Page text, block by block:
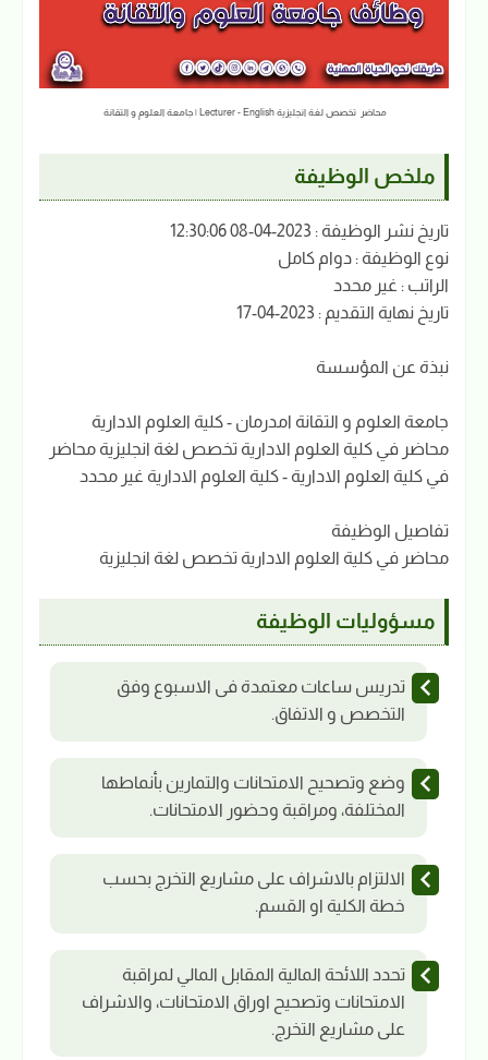
محاضر تخصص لغة انجليزية Lecturer - English | جامعة العلوم و التقانة
ملخص الوظيفة
تاريخ نشر الوظيفة : 2023-04-08 12:30:06
نوع الوظيفة : دوام كامل
الراتب : غير محدد
تاريخ نهاية التقديم : 2023-04-17
نبذة عن المؤسسة
جامعة العلوم و التقانة امدرمان - كلية العلوم الادارية
محاضر في كلية العلوم الادارية تخصص لغة انجليزية محاضر
في كلية العلوم الادارية - كلية العلوم الادارية غير محدد
تفاصيل الوظيفة
محاضر في كلية العلوم الادارية تخصص لغة انجليزية
مسؤوليات الوظيفة
تدريس ساعات معتمدة فى الاسبوع وفق
التخصص و الاتفاق.
وضع وتصحيح الامتحانات والتمارين بأنماطها
المختلفة، ومراقبة وحضور الامتحانات.
الالتزام بالاشراف على مشاريع التخرج بحسب
خطة الكلية او القسم.
تحدد اللائحة المالية المقابل المالي لمراقبة
الامتحانات وتصحيح اوراق الامتحانات، والاشراف
على مشاريع التخرج.